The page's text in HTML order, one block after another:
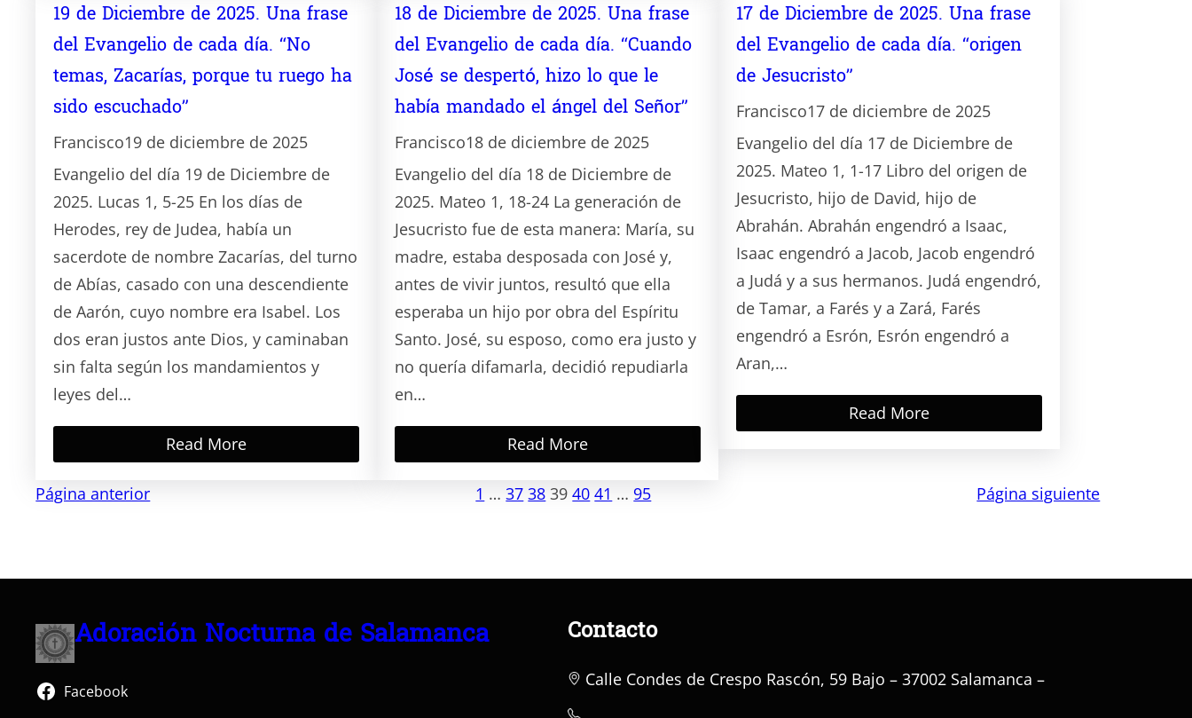
19 de Diciembre de 2025. Una frase
del Evangelio de cada día. “No
temas, Zacarías, porque tu ruego ha
sido escuchado”
Francisco19 de diciembre de 2025
Evangelio del día 19 de Diciembre de
2025. Lucas 1, 5-25 En los días de
Herodes, rey de Judea, había un
sacerdote de nombre Zacarías, del turno
de Abías, casado con una descendiente
de Aarón, cuyo nombre era Isabel. Los
dos eran justos ante Dios, y caminaban
sin falta según los mandamientos y
leyes del…
Read More
18 de Diciembre de 2025. Una frase
del Evangelio de cada día. “Cuando
José se despertó, hizo lo que le
había mandado el ángel del Señor”
Francisco18 de diciembre de 2025
Evangelio del día 18 de Diciembre de
2025. Mateo 1, 18-24 La generación de
Jesucristo fue de esta manera: María, su
madre, estaba desposada con José y,
antes de vivir juntos, resultó que ella
esperaba un hijo por obra del Espíritu
Santo. José, su esposo, como era justo y
no quería difamarla, decidió repudiarla
en…
Read More
17 de Diciembre de 2025. Una frase
del Evangelio de cada día. “origen
de Jesucristo”
Francisco17 de diciembre de 2025
Evangelio del día 17 de Diciembre de
2025. Mateo 1, 1-17 Libro del origen de
Jesucristo, hijo de David, hijo de
Abrahán. Abrahán engendró a Isaac,
Isaac engendró a Jacob, Jacob engendró
a Judá y a sus hermanos. Judá engendró,
de Tamar, a Farés y a Zará, Farés
engendró a Esrón, Esrón engendró a
Aran,…
Read More
Página anterior 1 … 37 38 39 40 41 … 95 Página siguiente
Adoración Nocturna de Salamanca
Facebook
Contacto
Calle Condes de Crespo Rascón, 59 Bajo – 37002 Salamanca –